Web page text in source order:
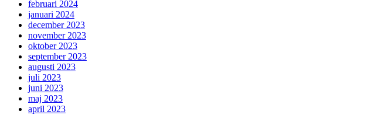
februari 2024
januari 2024
december 2023
november 2023
oktober 2023
september 2023
augusti 2023
juli 2023
juni 2023
maj 2023
april 2023